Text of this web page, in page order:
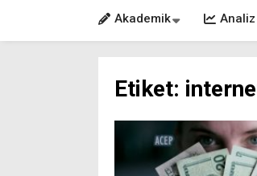
Akademik Analiz
Etiket: